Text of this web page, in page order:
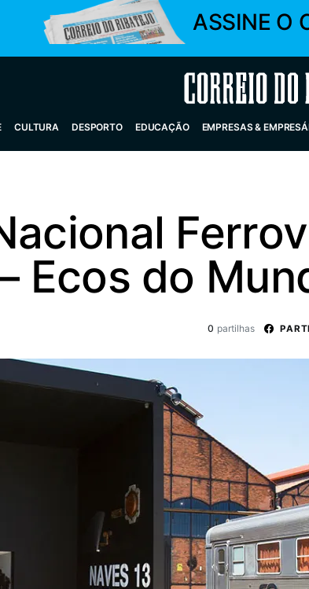
ASSINE O
Correio do
CULTURA DESPORTO EDUCAÇÃO EMPRESAS &
Ecos do
0 partilhas